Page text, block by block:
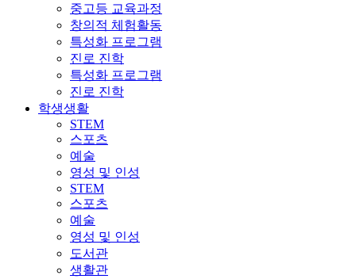
중고등 교육과정
창의적 체험활동
특성화 프로그램
진로 진학
특성화 프로그램
진로 진학
학생생활
STEM
스포츠
예술
영성 및 인성
STEM
스포츠
예술
영성 및 인성
도서관
생활관